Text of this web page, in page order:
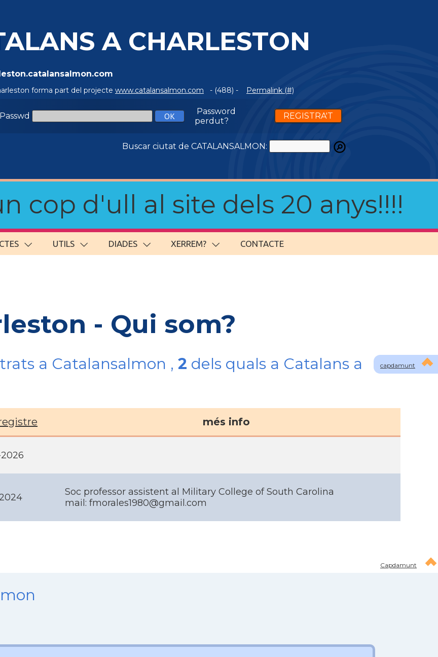
A CHARLESTON
forma part del projecte www.catalansalmon.com - (488) - Permalink (#)
Passwd
Password
perdut?
REGISTRA'T
Buscar ciutat de CATALANSALMON:
cop d'ull al site dels 20 anys!!!!
UTILS DIADES XERREM? CONTACTE
capdamunt
- Qui som?
a Catalansalmon , 2 dels quals a Catalans a
més info
Soc professor assistent al Military College of South Carolina
mail: fmorales1980@gmail.com
Capdamunt